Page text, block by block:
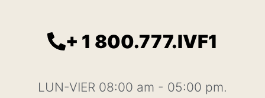
+ 1 800.777.IVF1
LUN-VIER 08:00 am - 05:00 pm.